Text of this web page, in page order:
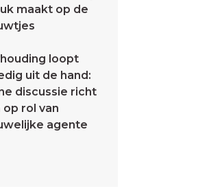
maakt op de
loopt
uit de hand:
discussie richt
op rol van
agente